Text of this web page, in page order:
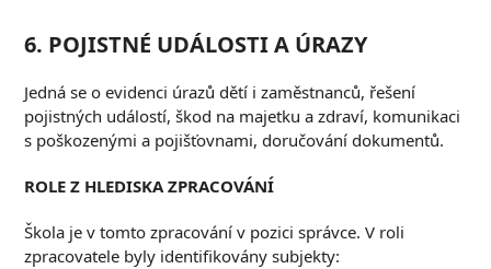
6. POJISTNÉ UDÁLOSTI A ÚRAZY
Jedná se o evidenci úrazů dětí i zaměstnanců, řešení
pojistných událostí, škod na majetku a zdraví, komunikaci
s poškozenými a pojišťovnami, doručování dokumentů.
ROLE Z HLEDISKAZPRACOVÁNÍ
Škola je v tomto zpracování v pozici správce. V roli
zpracovatele byly identifikovány subjekty: